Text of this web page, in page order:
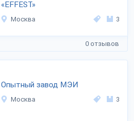
«EFFEST»
Москва 3
0 отзывов
Опытный завод МЭИ
Москва 3